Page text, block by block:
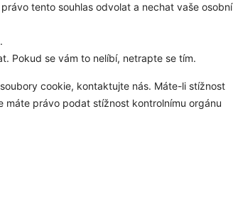
tento souhlas odvolat a nechat vaše osobní
Pokud se vám to nelíbí, netrapte se tím.
cookie, kontaktujte nás. Máte-li stížnost
máte právo podat stížnost kontrolnímu orgánu